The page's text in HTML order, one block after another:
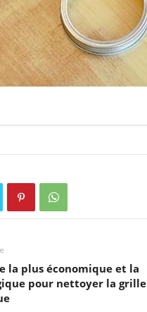
la plus économique et la
pour nettoyer la grille